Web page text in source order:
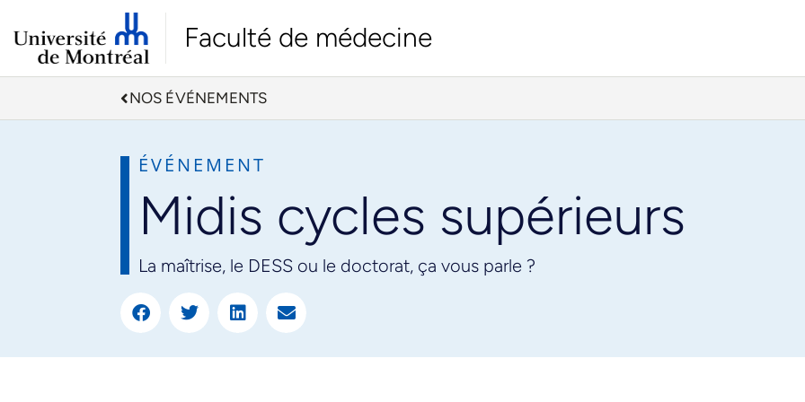
Faculté de médecine
NOS ÉVÉNEMENTS
ÉVÉNEMENT
Midis cycles supérieurs
La maîtrise, le DESS ou le doctorat, ça vous parle ?